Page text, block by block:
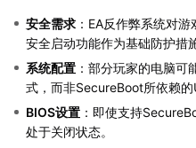
安全需求 ：EA反作弊系统对
安全启动功能作为基础防护措施
系统配置 ：部分玩家的电脑
式，而非SecureBoot所依赖的
BIOS设置 ：即使支持
处于关闭状态。